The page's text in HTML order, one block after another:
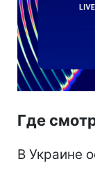
Где
В Украине